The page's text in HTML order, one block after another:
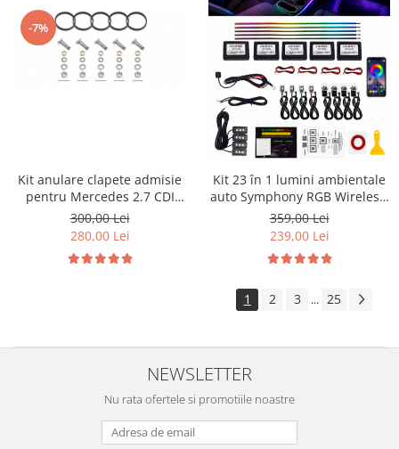
-7%
Kit anulare clapete admisie
pentru Mercedes 2.7 CDI
OM647 OM612
300,00 Lei
280,00 Lei
Kit 23 în 1 lumini ambientale
auto Symphony RGB Wireless,
benzi acrilice LED, iluminare
bord, uși, mânere și picioare,
control prin aplicație
359,00 Lei
239,00 Lei
1 2 3 ... 25
NEWSLETTER
Nu rata ofertele si promotiile noastre